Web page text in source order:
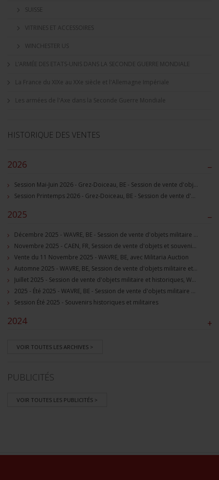
SUISSE
VITRINES ET ACCESSOIRES
WINCHESTER US
L’ARMÉE DES ETATS-UNIS DANS LA SECONDE GUERRE MONDIALE
La France du XIXe au XXe siècle et l'Allemagne Impériale
Les armées de l'Axe dans la Seconde Guerre Mondiale
HISTORIQUE DES VENTES
–
2026
Session Mai-Juin 2026 - Grez-Doiceau, BE - Session de vente d'objets militaire et souvenirs historiques
Session Printemps 2026 - Grez-Doiceau, BE - Session de vente d'objets militaire et souvenirs historiques
–
2025
Décembre 2025 - WAVRE, BE - Session de vente d'objets militaire et souvenirs historiques
Novembre 2025 - CAEN, FR, Session de vente d'objets et souvenirs militaires
Vente du 11 Novembre 2025 - WAVRE, BE, avec Militaria Auction
Automne 2025 - WAVRE, BE, Session de vente d'objets militaire et souvenirs historiques
Juillet 2025 - Session de vente d'objets militaire et historiques, Wavre, BE
2025 - Été 2025 - WAVRE, BE - Session de vente d'objets militaire et souvenirs historiques
Session Été 2025 - Souvenirs historiques et militaires
+
2024
VOIR TOUTES LES ARCHIVES >
PUBLICITÉS
VOIR TOUTES LES PUBLICITÉS >